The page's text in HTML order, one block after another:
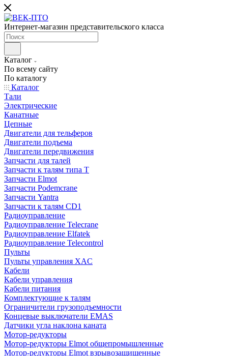
Интернет-магазин представительского класса
Каталог
По всему сайту
По каталогу
Каталог
Тали
Электрические
Канатные
Цепные
Двигатели для тельферов
Двигатели подъема
Двигатели передвижения
Запчасти для талей
Запчасти к талям типа Т
Запчасти Elmot
Запчасти Podemcrane
Запчасти Yantra
Запчасти к талям CD1
Радиоуправление
Радиоуправление Telecrane
Радиоуправление Elfatek
Радиоуправление Telecontrol
Пульты
Пульты управления XAC
Кабели
Кабели управления
Кабели питания
Комплектующие к талям
Ограничители грузоподъемности
Концевые выключатели EMAS
Датчики угла наклона каната
Мотор-редукторы
Мотор-редукторы Elmot общепромышленные
Мотор-редукторы Elmot взрывозащищенные